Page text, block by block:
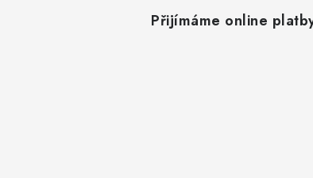
Přijímáme online